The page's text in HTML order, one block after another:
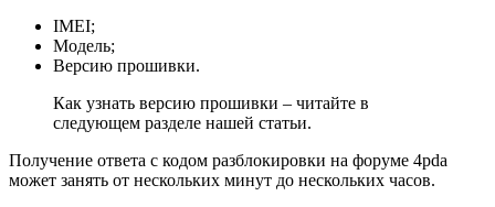
IMEI;
Модель;
Версию прошивки.
Как узнать версию прошивки – читайте в
следующем разделе нашей статьи.
Получение ответа с кодом разблокировки на форуме 4pda
может занять от нескольких минут до нескольких часов.